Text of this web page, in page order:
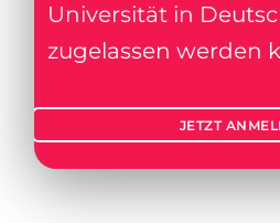
Universität in
zugelassen werden
JETZT